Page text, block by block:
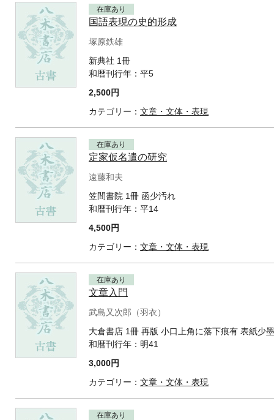
在庫あり
国語表現の史的形成
塚原鉄雄
新典社 1冊
和暦刊行年： 平5
2,500円
カテゴリー： 文章・文体・表現
在庫あり
定家仮名遣の研究
遠藤和夫
笠間書院 1冊 函少汚れ
和暦刊行年： 平14
4,500円
カテゴリー： 文章・文体・表現
在庫あり
文章入門
武島又次郎（羽衣）
大倉書店 1冊 再版 小口上角に落下痕有 表紙少
和暦刊行年： 明41
3,000円
カテゴリー： 文章・文体・表現
在庫あり